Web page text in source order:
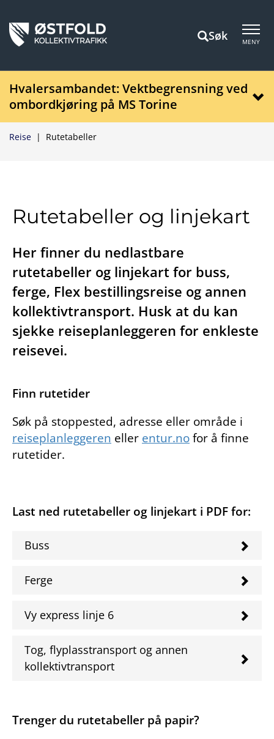
Søk MENY
Hvalersambandet: Vektbegrensning ved
ombordkjøring på MS Torine
Rutetabeller
|
Reise
Rutetabeller og linjekart
Her finner du nedlastbare
rutetabeller og linjekart for buss,
ferge, Flex bestillingsreise og annen
kollektivtransport. Husk at du kan
sjekke reiseplanleggeren for enkleste
reisevei.
Finn rutetider
Søk på stoppested, adresse eller område i
reiseplanleggeren eller entur.nofor å finne
rutetider.
Last ned rutetabeller og linjekart i PDF for:
Buss
Ferge
Vy express linje 6
Tog, flyplasstransport og annen
kollektivtransport
Trenger du rutetabeller på papir?